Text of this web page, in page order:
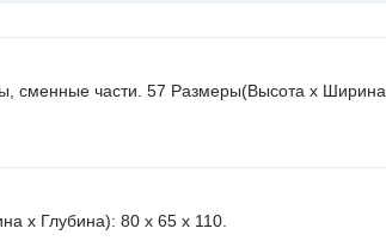
сменные части. 57 Размеры(Высота х Ширина
х Глубина): 80 x 65 х 110.